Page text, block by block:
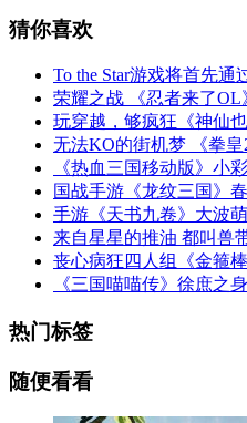
猜你喜欢
To the Star游戏将首先通
荣耀之战 《忍者来了OL
玩穿越，够疯狂《神仙
无法KO的街机梦 《拳
《热血三国移动版》小
国战手游《龙纹三国》
手游《天书九卷》大波
来自星星的推油 都叫兽
丧心病狂四人组《金箍
《三国喵喵传》徐庶之
热门标签
随便看看